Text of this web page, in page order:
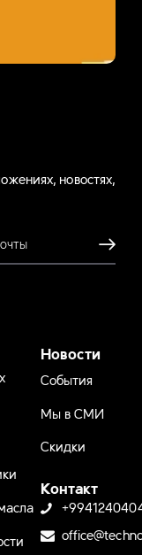
новостях,
Новости
События
Мы в СМИ
Скидки
Контакт